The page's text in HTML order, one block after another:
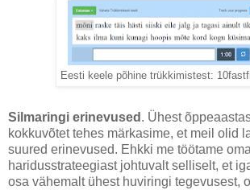
Eesti keele põhine trükkimistest:
Silmaringi erinevused . Ühest
kokkuvõtet tehes märkasime, et meil olid
suured erinevused. Ehkki me töötame
haridusstrateegiast johtuvalt selliselt, et
osa vähemalt ühest huviringi tegevusest,